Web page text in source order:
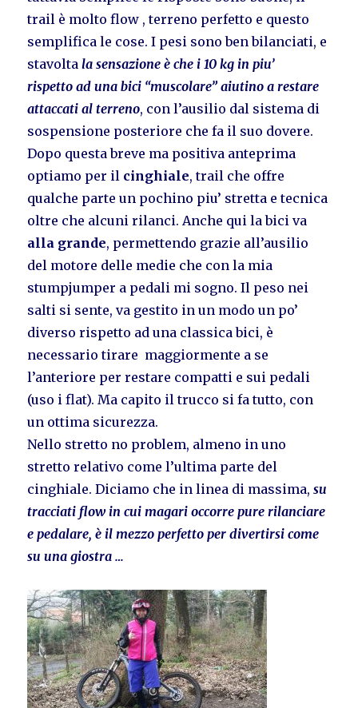
trail è molto flow , terreno perfetto e questo
semplifica le cose. I pesi sono ben bilanciati, e
stavoltala sensazione è che i 10 kg in piu’
rispetto ad una bici “muscolare” aiutino a restare
attaccati al terreno, con l’ausilio dal sistema di
sospensione posteriore che fa il suo dovere.
Dopo questa breve ma positiva anteprima
optiamo per il cinghiale, trail che offre
qualche parte un pochino piu’ stretta e tecnica
oltre che alcuni rilanci. Anche qui la bici va
alla grande, permettendo grazie all’ausilio
del motore delle medie che con la mia
stumpjumper a pedali mi sogno. Il peso nei
salti si sente, va gestito in un modo un po’
diverso rispetto ad una classica bici, è
necessario tirare maggiormente a se
l’anteriore per restare compatti e sui pedali
(uso i flat). Ma capito il trucco si fa tutto, con
un ottima sicurezza.
Nello stretto no problem, almeno in uno
stretto relativo come l’ultima parte del
cinghiale. Diciamo che in linea di massima,su
tracciati flow in cui magari occorre pure rilanciare
e pedalare, è il mezzo perfetto per divertirsi come
su una giostra …